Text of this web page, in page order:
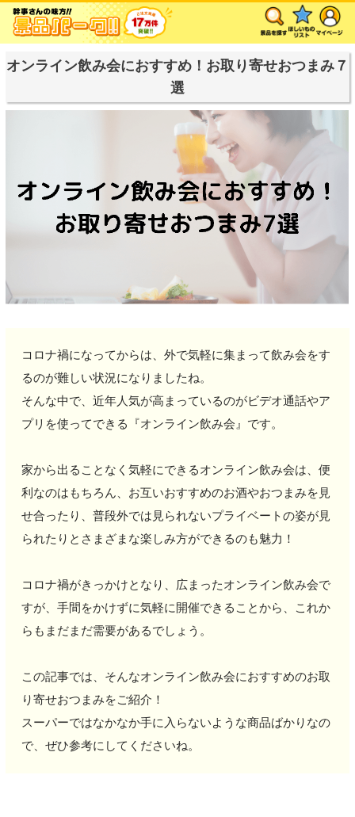
オンライン飲み会におすすめ！お取り寄せおつまみ７
選
コロナ禍になってからは、外で気軽に集まって飲み会をす
るのが難しい状況になりましたね。
そんな中で、近年人気が高まっているのがビデオ通話やア
プリを使ってできる『オンライン飲み会』です。
家から出ることなく気軽にできるオンライン飲み会は、便
利なのはもちろん、お互いおすすめのお酒やおつまみを見
せ合ったり、普段外では見られないプライベートの姿が見
られたりとさまざまな楽しみ方ができるのも魅力！
コロナ禍がきっかけとなり、広まったオンライン飲み会で
すが、手間をかけずに気軽に開催できることから、これか
らもまだまだ需要があるでしょう。
この記事では、そんなオンライン飲み会におすすめのお取
り寄せおつまみをご紹介！
スーパーではなかなか手に入らないような商品ばかりなの
で、ぜひ参考にしてくださいね。